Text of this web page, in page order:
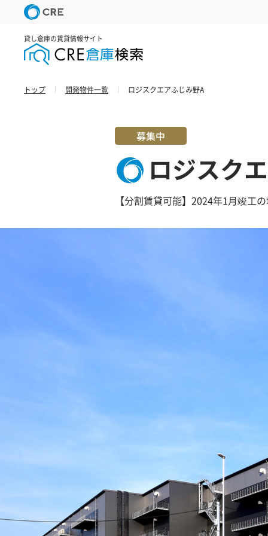
貸し倉庫の賃貸情報サイト
トップ 開発物件一覧 ロジスクエアふじみ野A
募集中
ロジスク
【分割賃貸可能】2024年1月竣工